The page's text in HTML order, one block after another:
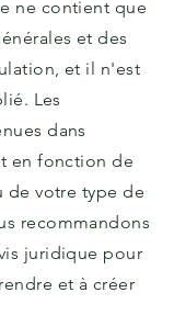
ne contient que
et des
et il n'est
Les
dans
en fonction de
de votre type de
recommandons
juridique pour
et à créer